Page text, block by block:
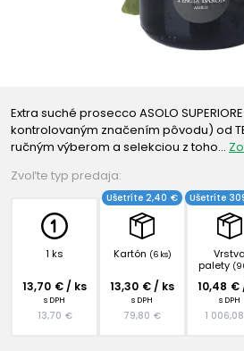
Extra suché prosecco ASOLO SUPERIORE
kontrolovaným značením pôvodu) od
ručným výberom a selekciou z toho…
Zvoľte typ predaja:
1 ks
13,70 € / ks
s DPH
13,70 €
Kartón (6 ks)
Ušetríte 2,40 €
13,30 € / ks
s DPH
79,80 €
Vrstva
palety
Ušetríte
10,48 €
s DPH
1